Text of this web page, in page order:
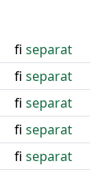
fi separat
fi separat
fi separat
fi separat
fi separat